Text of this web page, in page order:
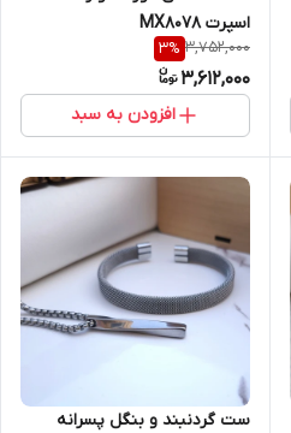
اسپرت MX8078
3,752,000
3%
3,612,000
افزودن به سبد
ست گردنبند و بنگل پسرانه